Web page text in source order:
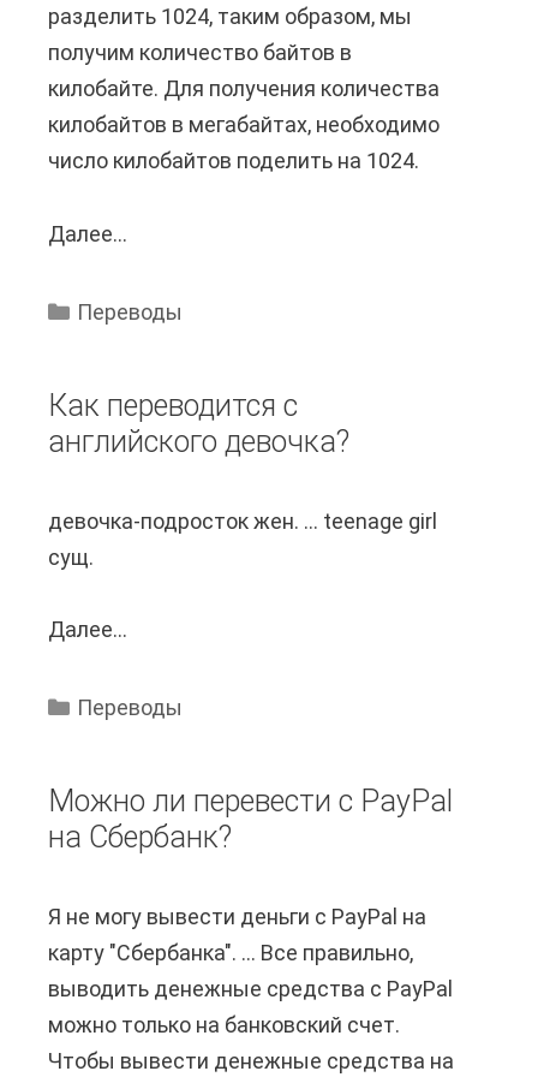
в
о
д
и
т
т
ь
р
у
ч
с
е
л
у
разделить 1024, таким образом, мы
получим количество байтов в
килобайте. Для получения количества
килобайтов в мегабайтах, необходимо
число килобайтов поделить на 1024.
Далее...
к
р
е
е
о
ч
е
т
в
о
и
н
Переводы
Как переводится с
английского девочка?
девочка-подросток жен. ... teenage girl
сущ.
Далее...
к
р
е
о
д
и
т
с
Переводы
Можно ли перевести с PayPal
на Сбербанк?
Я не могу вывести деньги с PayPal на
карту "Сбербанка". ... Все правильно,
выводить денежные средства с PayPal
можно только на банковский счет.
Чтобы вывести денежные средства на